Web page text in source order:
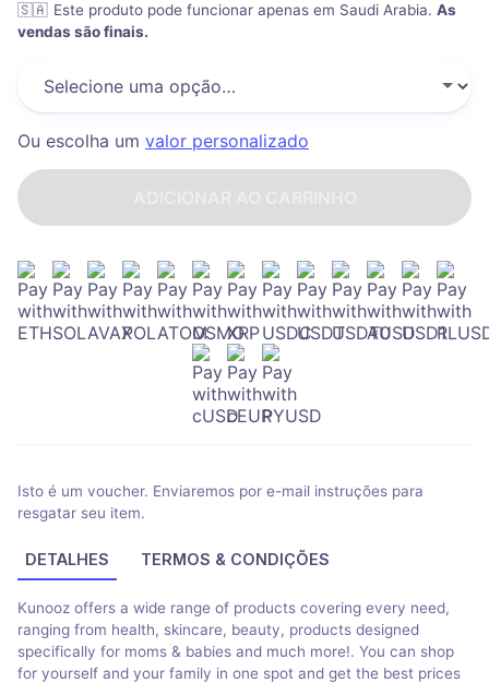
🇸🇦 Este produto pode funcionar apenas em Saudi Arabia. As
vendas são finais.
Ou escolha um valor personalizado
Isto é um voucher. Enviaremos por e-mail instruções para
resgatar seu item.
DETALHES TERMOS & CONDIÇÕES
Kunooz offers a wide range of products covering every need,
ranging from health, skincare, beauty, products designed
specifically for moms & babies and much more!. You can shop
for yourself and your family in one spot and get the best prices